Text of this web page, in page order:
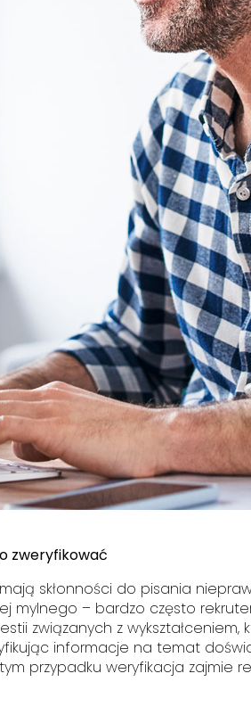
zweryfikować
skłonności do pisania
mylnego – bardzo często
związanych z
informacje na temat
przypadku weryfikacja zajmie